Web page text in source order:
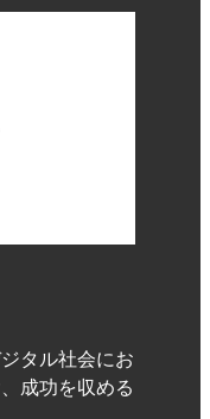
タル社会にお
成功を収める